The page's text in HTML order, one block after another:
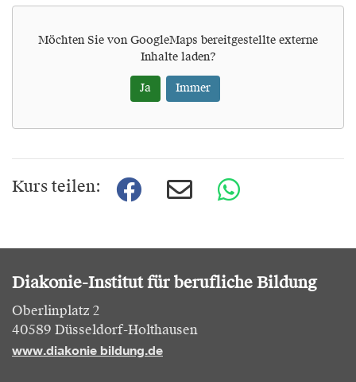
Möchten Sie von GoogleMaps bereitgestellte externe
Inhalte laden?
Ja Immer
Kurs teilen:
Diakonie-Institut für berufliche Bildung
Oberlinplatz 2
40589 Düsseldorf-Holthausen
www.diakonie bildung.de